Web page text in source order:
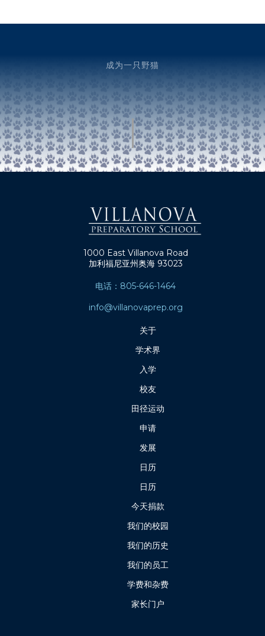
成为一只野猫
1000 East Villanova Road
加利福尼亚州奥海 93023
电话：805-646-1464
info@villanovaprep.org
关于
学术界
入学
校友
田径运动
申请
发展
日历
日历
今天捐款
我们的校园
我们的历史
我们的员工
学费和杂费
家长门户